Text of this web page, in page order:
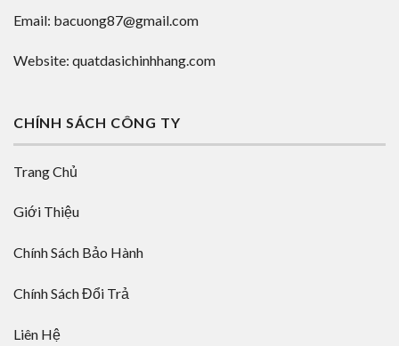
Email: bacuong87@gmail.com
Website: quatdasichinhhang.com
CHÍNH SÁCH CÔNG TY
Trang Chủ
Giới Thiệu
Chính Sách Bảo Hành
Chính Sách Đổi Trả
Liên Hệ